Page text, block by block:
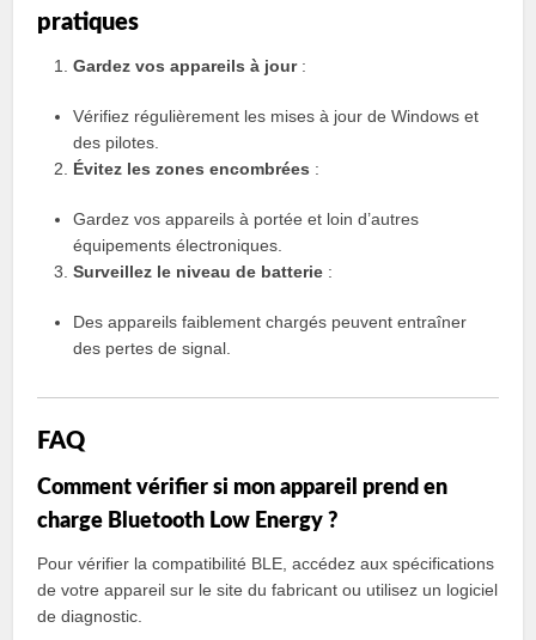
pratiques
Gardez vos appareils à jour:
Vérifiez régulièrement les mises à jour de Windows et
des pilotes.
Évitez les zones encombrées :
Gardez vos appareils à portée et loin d’autres
équipements électroniques.
Surveillez le niveau de batterie :
Des appareils faiblement chargés peuvent entraîner
des pertes de signal.
FAQ
Comment vérifier si mon appareil prend en
charge Bluetooth Low Energy ?
Pour vérifier la compatibilité BLE, accédez aux spécifications
de votre appareil sur le site du fabricant ou utilisez un logiciel
de diagnostic.